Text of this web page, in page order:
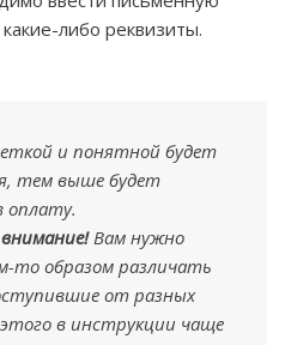
либо реквизиты.
и понятной будет
тем выше будет
оплату.
Вам нужно
то образом различать
от разных
в инструкции чаще